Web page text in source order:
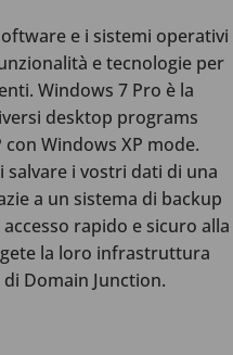
e i sistemi operativi
e tecnologie per
Windows 7 Pro è la
desktop programs
Windows XP mode.
i vostri dati di una
a un sistema di backup
rapido e sicuro alla
la loro infrastruttura
Domain Junction.